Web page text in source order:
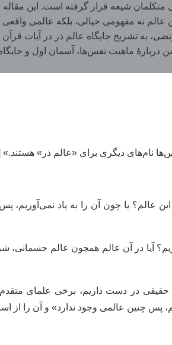
شیعه قرار گرفته است. این مقاله
عالم نه مفهومی خیالی، بلکه عالمی
تشریح جایگاه عالم ذر در آیات قرآن
دربارۀ ماهیت نفس‌ها، آسمان اول و
نام‌های دیگری برای «عالم ذر» هستند.»
عالم؟ یا چون آن را به یاد نمی‌آوریم،
آیا در آن عالم همچون عالم جسمانی،
حقیقی در دست داریم، برخی علمای
پس چنین عالمی وجود ندارد» و آن را از